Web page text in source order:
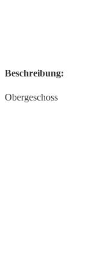
Beschreibung:
Obergeschoss